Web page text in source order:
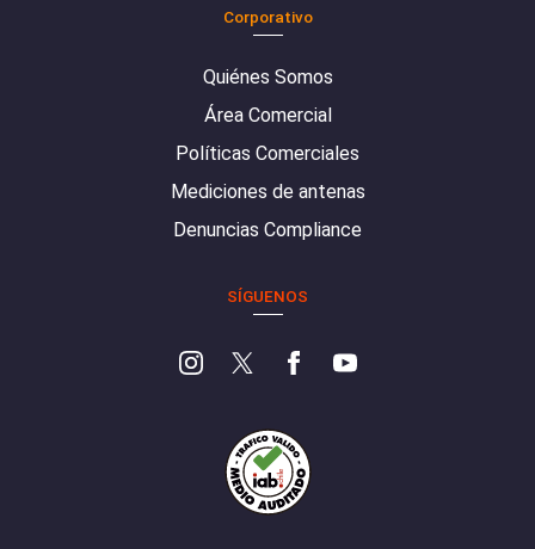
Corporativo
Quiénes Somos
Área Comercial
Políticas Comerciales
Mediciones de antenas
Denuncias Compliance
SÍGUENOS